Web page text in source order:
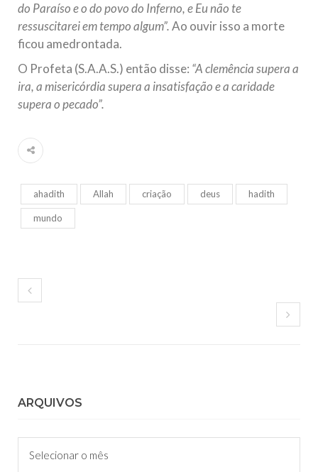
do Paraíso e o do povo do Inferno, e Eu não te
ressuscitarei em tempo algum”.Ao ouvir isso a morte
ficou amedrontada.
O Profeta (S.A.A.S.) então disse: “A clemência supera a
ira, a misericórdia supera a insatisfação e a caridade
supera o pecado”.
ahadith Allah criação deus hadith
mundo
ARQUIVOS
Arquivos